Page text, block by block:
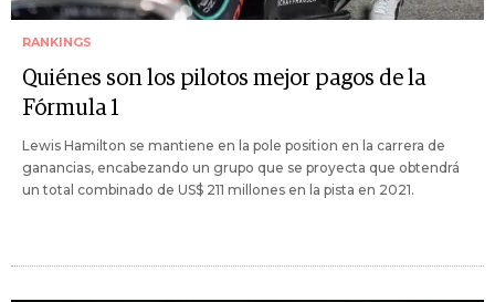
RANKINGS
Quiénes son los pilotos mejor pagos de la
Fórmula 1
Lewis Hamilton se mantiene en la pole position en la carrera de
ganancias, encabezando un grupo que se proyecta que obtendrá
un total combinado de US$ 211 millones en la pista en 2021.